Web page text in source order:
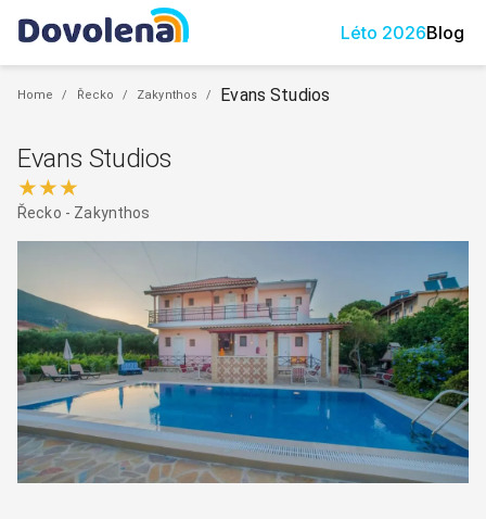
Léto 2026Blog
Home / Řecko / Zakynthos / Evans Studios
Evans Studios
★★★
Řecko - Zakynthos